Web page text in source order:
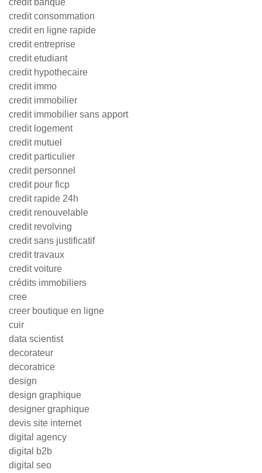
credit banque
credit consommation
credit en ligne rapide
credit entreprise
credit etudiant
credit hypothecaire
credit immo
credit immobilier
credit immobilier sans apport
credit logement
credit mutuel
credit particulier
credit personnel
credit pour ficp
credit rapide 24h
credit renouvelable
credit revolving
credit sans justificatif
credit travaux
credit voiture
crédits immobiliers
cree
creer boutique en ligne
cuir
data scientist
decorateur
decoratrice
design
design graphique
designer graphique
devis site internet
digital agency
digital b2b
digital seo